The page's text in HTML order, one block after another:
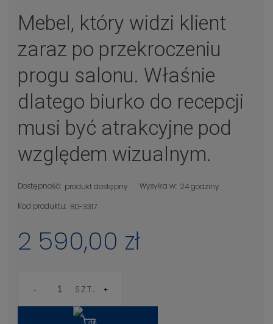
Mebel, który widzi klient
zaraz po przekroczeniu
progu salonu. Właśnie
dlatego biurko do recepcji
musi być atrakcyjne pod
względem wizualnym.
Dostępność: produkt dostępny Wysyłka w: 24 godziny
Kod produktu: BD-3317
2 590,00 zł
SZT.